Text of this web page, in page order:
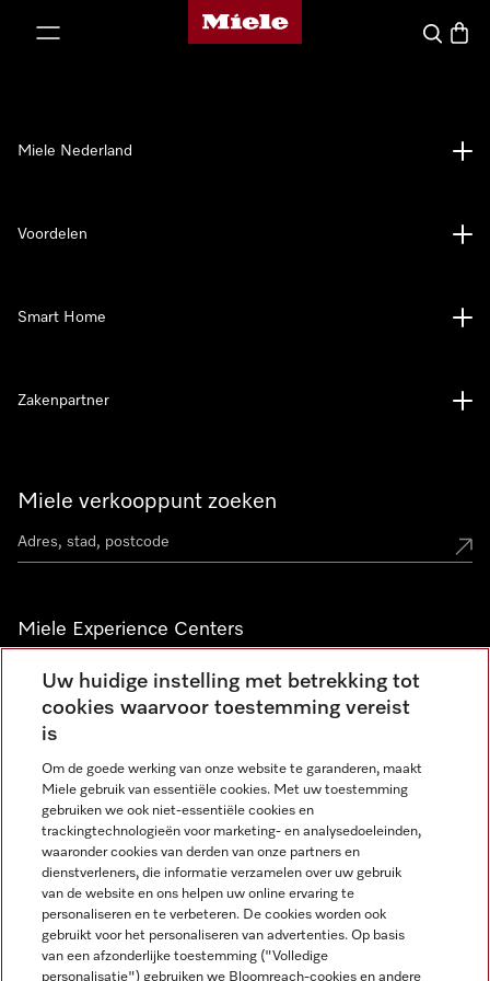
Homepage van Miele
Wat zoek
Miele verkooppunt zoeken
Miele Experience Centers
Vind jouw Miele Experience Center
Nieuwsbrief
Miele Nederland
Voordelen
Smart Home
Zakenpartner
Miele op Instagram
Miele op Facebook
Miele op Youtube
Uw huidige instelling met betrekking tot
cookies waarvoor toestemming vereist
is
Om de goede werking van onze website te garanderen, maakt
Miele gebruik van essentiële cookies. Met uw toestemming
gebruiken we ook niet-essentiële cookies en
trackingtechnologieën voor marketing- en analysedoeleinden,
waaronder cookies van derden van onze partners en
dienstverleners, die informatie verzamelen over uw gebruik
van de website en ons helpen uw online ervaring te
personaliseren en te verbeteren. De cookies worden ook
gebruikt voor het personaliseren van advertenties. Op basis
van een afzonderlijke toestemming ("Volledige
personalisatie") gebruiken we Bloomreach-cookies en andere